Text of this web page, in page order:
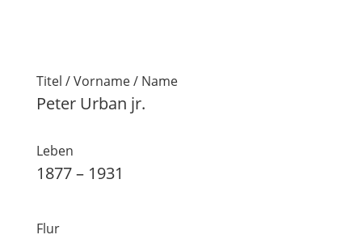
Titel / Vorname / Name
Peter Urban jr.
Leben
1877 – 1931
Flur